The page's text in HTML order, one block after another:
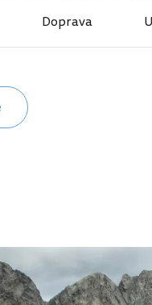
Doprava